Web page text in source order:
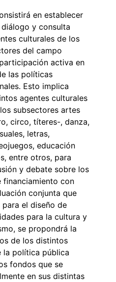
en establecer
y consulta
culturales de los
del campo
activa en
las políticas
Esto implica
agentes culturales
subsectores artes
circo, títeres-, danza,
letras,
educación
entre otros, para
y debate sobre los
financiamiento con
conjunta que
el diseño de
para la cultura y
se propondrá la
de los distintos
la política pública
fondos que se
en sus distintas